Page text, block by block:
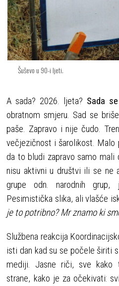
Šuševo u 90-i ljeti.
A sada? 2026. ljeta? Sada
obratnom smjeru. Sad se
paše. Zapravo i nije čudo.
večjezičnost i šarolikost. Malo
da to bludi zapravo samo mali
nisu aktivni u društvi ili se ne
grupe odn. narodnih
Pesimistička slika, ali vlašće
je to potribno? Mr znamo ki
Službena reakcija
isti dan kad su se počele širiti
mediji. Jasne riči, sve kako
strane, kako je za očekivati: